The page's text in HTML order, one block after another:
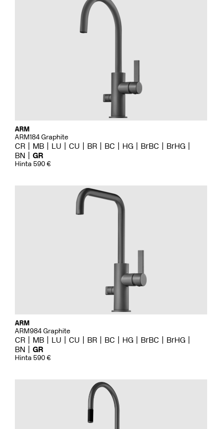
ARM
ARM184 Graphite
CR MB LU CU BR BC HG BrBC
BrHG
BN
GR
Hinta 590 €
ARM
ARM984 Graphite
CR MB LU CU BR BC HG BrBC
BrHG
BN
GR
Hinta 590 €